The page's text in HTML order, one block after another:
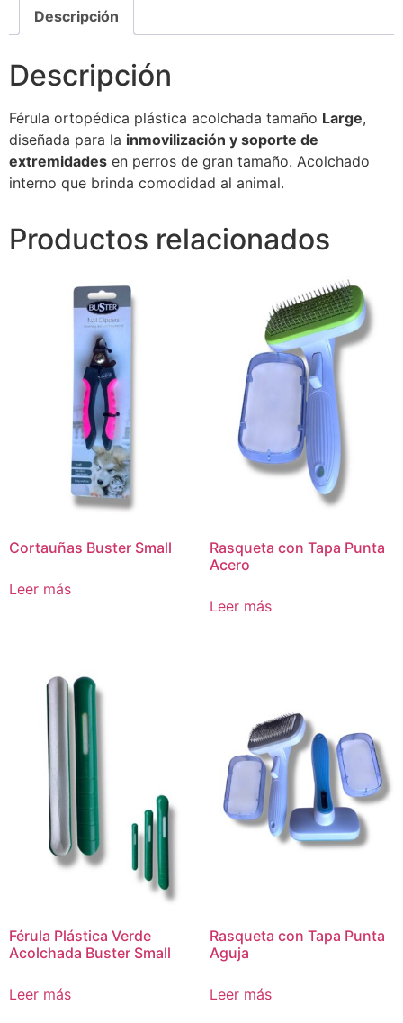
Descripción
Descripción
Férula ortopédica plástica acolchada tamaño Large,
diseñada para la inmovilización y soporte de
extremidades en perros de gran tamaño. Acolchado
interno que brinda comodidad al animal.
Productos relacionados
Cortauñas Buster Small
Leer más
Rasqueta con Tapa Punta
Acero
Leer más
Férula Plástica Verde
Acolchada Buster Small
Leer más
Rasqueta con Tapa Punta
Aguja
Leer más